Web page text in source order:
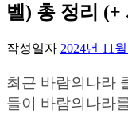
벨) 총 정리 (+
작성일자 2024년 11
최근 바람의나라
들이 바람의나라